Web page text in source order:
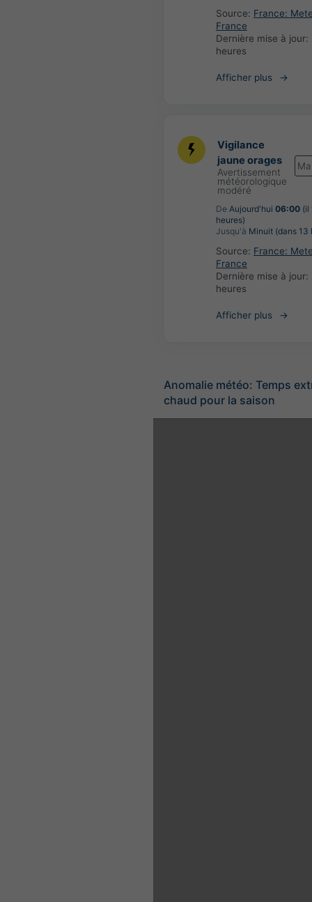
Source: France:
France
Dernière mise à jour:
heures
Afficher plus
Vigilance
jaune orages
Avertissement
météorologique
modéré
De Aujourd'hui 06:00 (il
heures)
Jusqu'à Minuit (dans 13
Source: France:
France
Dernière mise à jour:
heures
Afficher plus
Anomalie météo: Temps
chaud pour la saison